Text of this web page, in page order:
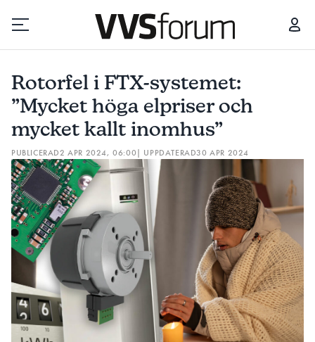
Prenumerera
Hantera prenumeration
Lediga jobb
Annonsera
Läs E-tidningen
Om tidningen
Kontakt
Information om GDPR
Rotorfel i FTX-systemet:
”Mycket höga elpriser och
mycket kallt inomhus”
PUBLICERAD2 APR 2024, 06:00| UPPDATERAD30 APR 2024